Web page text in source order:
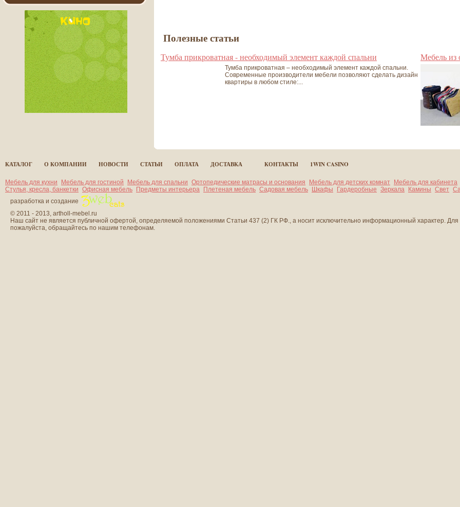
Полезные статьи
Тумба прикроватная - необходимый элемент каждой спальни
Тумба прикроватная – необходимый элемент каждой спальни.
Современные производители мебели позволяют сделать дизайн
квартиры в любом стиле:...
Мебель из
КАТАЛОГ О КОМПАНИИ НОВОСТИ СТАТЬИ ОПЛАТА ДОСТАВКА КОНТАКТЫ 1WIN CASINO
Мебель для кухни Мебель для гостиной Мебель для спальни Ортопедические матрасы и основания Мебель для детских комнат
Мебель для кабинета
Стулья, кресла, банкетки Офисная мебель Предметы интерьера Плетеная мебель Садовая мебель Шкафы Гардеробные Зеркала Камины Свет
разработка и создание
© 2011 - 2013, artholl-mebel.ru
Наш сайт не является публичной офертой, определяемой положениями Статьи 437 (2) ГК РФ., а носит исключительно информационный характер.
пожалуйста, обращайтесь по нашим телефонам.